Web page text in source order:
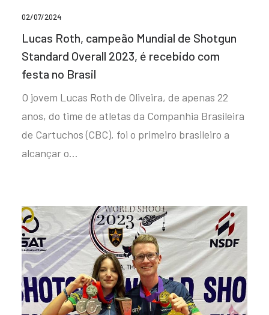
02/07/2024
Lucas Roth, campeão Mundial de Shotgun
Standard Overall 2023, é recebido com
festa no Brasil
O jovem Lucas Roth de Oliveira, de apenas 22
anos, do time de atletas da Companhia Brasileira
de Cartuchos (CBC), foi o primeiro brasileiro a
alcançar o…